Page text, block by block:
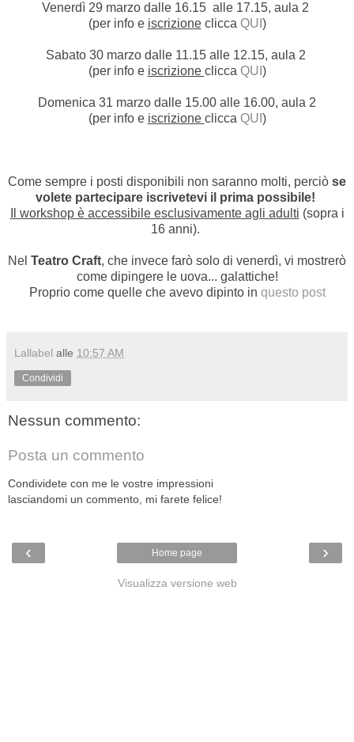
Venerdì 29 marzo dalle 16.15 alle 17.15, aula 2
(per info e iscrizioneclicca QUI )
Sabato 30 marzo dalle 11.15 alle 12.15, aula 2
(per info e iscrizione clicca QUI )
Domenica 31 marzo dalle 15.00 alle 16.00, aula 2
(per info e iscrizione clicca QUI )
Come sempre i posti disponibili non saranno molti, perciò se
volete partecipare iscrivetevi il prima possibile!
Il workshop è accessibile esclusivamente agli adulti (sopra i
16 anni).
Nel Teatro Craft, che invece farò solo di venerdì, vi mostrerò
come dipingere le uova... galattiche!
Proprio come quelle che avevo dipinto in questo post
Lallabel alle 10:57 AM
Condividi
Nessun commento:
Posta un commento
Condividete con me le vostre impressioni
lasciandomi un commento, mi farete felice!
‹ ›
Home page
Visualizza versione web